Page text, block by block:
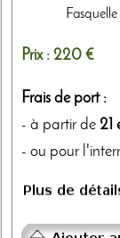
Prix : 220 €
Frais de port :
- à partir de 21
- ou pour